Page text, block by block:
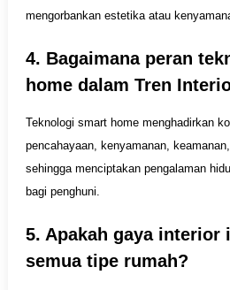
mengorbankan estetika atau
4. Bagaimana peran
home dalam Tren
Teknologi smart home menghadirkan
pencahayaan, kenyamanan,
sehingga menciptakan pengalaman
bagi penghuni.
5. Apakah gaya interior
semua tipe rumah?